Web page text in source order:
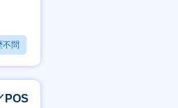
不問
POS